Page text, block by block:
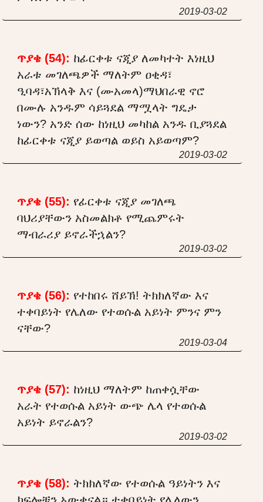
2019-03-02
ጥያቄ (54): ከፊርቀቱ ናጂያ ለመካተት እነዚህ
አራቱ መገለጫዎች ማለትም ዐቂዳ፣
ዒባዳ፣አኽላቅ እና (ሙአመላ)ማህበራዊ ኖሮ
በሙሉ አንዱም ሳይጓደል ማሟላት ግዴታ
ነውን? አንድ ሰው ከነዚህ መካከል አንዱ ቢያጓደል
ከፊርቀቱ ናጂያ ይወጣል ወይስ አይወጣም?
2019-03-02
ጥያቄ (55): የፊርቀቱ ናጂያ መገለጫ
ባህሪያቸውን አስመልክቶ የሚጨምሩት
ማብራሪያ ይኖራችኋልን?
2019-03-02
ጥያቄ (56): የተከበሩ ሸይኽ! ትክክለኛው እና
ተቀባይነት የሌለው የተወሱል አይነት ምንና ምን
ናቸው?
2019-03-04
ጥያቄ (57): ከነዚህ ማለትም ከጠቀሷቸው
አራት የተወሱል አይነት ውጭ ሌላ የተወሱል
አይነት ይኖራልን?
2019-03-02
ጥያቄ (58): ትክክለኛው የተወሱል ዓይነትን እና